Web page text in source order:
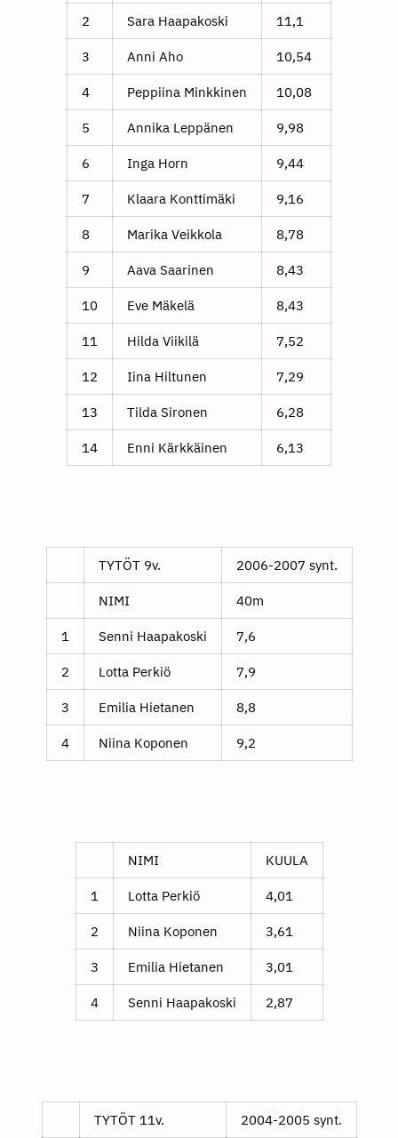
2 Sara Haapakoski 11,1
3 Anni Aho 10,54
4 Peppiina Minkkinen 10,08
5 Annika Leppänen 9,98
6 Inga Horn 9,44
7 Klaara Konttimäki 9,16
8 Marika Veikkola 8,78
9 Aava Saarinen 8,43
10 Eve Mäkelä 8,43
11 Hilda Viikilä 7,52
12 Iina Hiltunen 7,29
13 Tilda Sironen 6,28
14 Enni Kärkkäinen 6,13
TYTÖT 9v. 2006-2007 synt.
NIMI 40m
1 Senni Haapakoski 7,6
2 Lotta Perkiö 7,9
3 Emilia Hietanen 8,8
4 Niina Koponen 9,2
NIMI KUULA
1 Lotta Perkiö 4,01
2 Niina Koponen 3,61
3 Emilia Hietanen 3,01
4 Senni Haapakoski 2,87
TYTÖT 11v. 2004-2005 synt.